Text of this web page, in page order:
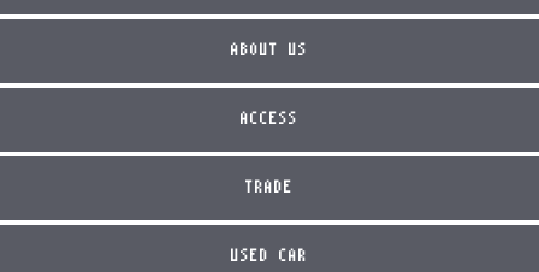
ABOUT US
ACCESS
TRADE
USED CAR